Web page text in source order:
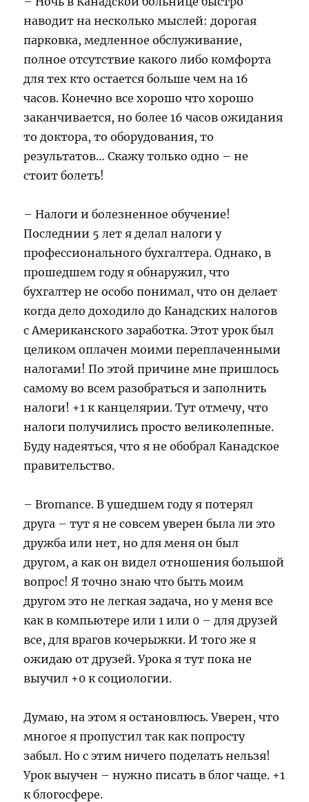
наводит на несколько мыслей: дорогая
парковка, медленное обслуживание,
полное отсутствие какого либо комфорта
для тех кто остается больше чем на 16
часов. Конечно все хорошо что хорошо
заканчивается, но более 16 часов ожидания
то доктора, то оборудования, то
результатов… Скажу только одно – не
стоит болеть!
– Налоги и болезненное обучение!
Последнии 5 лет я делал налоги у
профессионального бухгалтера. Однако, в
прошедшем году я обнаружил, что
бухгалтер не особо понимал, что он делает
когда дело доходило до Канадских налогов
с Американского заработка. Этот урок был
целиком оплачен моими переплаченными
налогами! По этой причине мне пришлось
самому во всем разобраться и заполнить
налоги! +1 к канцелярии. Тут отмечу, что
налоги получились просто великолепные.
Буду надеяться, что я не обобрал Канадское
правительство.
– Bromance. В ушедшем году я потерял
друга – тут я не совсем уверен была ли это
дружба или нет, но для меня он был
другом, а как он видел отношения большой
вопрос! Я точно знаю что быть моим
другом это не легкая задача, но у меня все
как в компьютере или 1 или 0 – для друзей
все, для врагов кочерыжки. И того же я
ожидаю от друзей. Урока я тут пока не
выучил +0 к социологии.
Думаю, на этом я остановлюсь. Уверен, что
многое я пропустил так как попросту
забыл. Но с этим ничего поделать нельзя!
Урок выучен – нужно писать в блог чаще. +1
к блогосфере.